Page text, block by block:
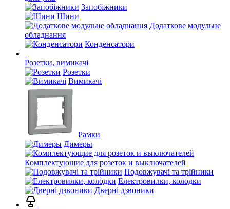
Запобіжники
Шини
Додаткове модульне
обладнання
Конденсатори
Розетки, вимикачі
Розетки
Вимикачі
Рамки
Димеры
Комплектующие для розеток и выключателей
Подовжувачі та трійники
Електровилки, колодки
Дверні дзвоники